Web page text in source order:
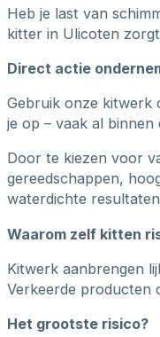
Heb je last van
kitter in Ulicoten
Direct actie
Gebruik onze kitwerk
je op – vaak al binnen
Door te kiezen voor
gereedschappen,
waterdichte
Waarom zelf kitten
Kitwerk aanbrengen
Verkeerde producten
Het grootste risico?